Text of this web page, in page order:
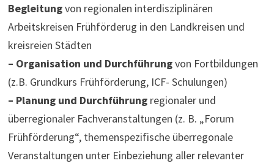
Begleitungvon regionalen interdisziplinären
Arbeitskreisen Frühförderug in den Landkreisen und
kreisreien Städten
– Organisation und Durchführungvon Fortbildungen
(z.B. Grundkurs Frühförderung, ICF- Schulungen)
– Planung und Durchführung regionaler und
überregionaler Fachveranstaltungen (z. B. „Forum
Frühförderung“, themenspezifische überregonale
Veranstaltungen unter Einbeziehung aller relevanter